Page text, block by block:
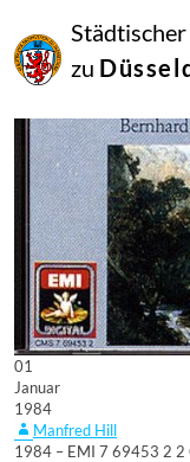
Städtischer
zu
01
Januar
1984
Manfred Hill
1984 – EMI 7 69453 2